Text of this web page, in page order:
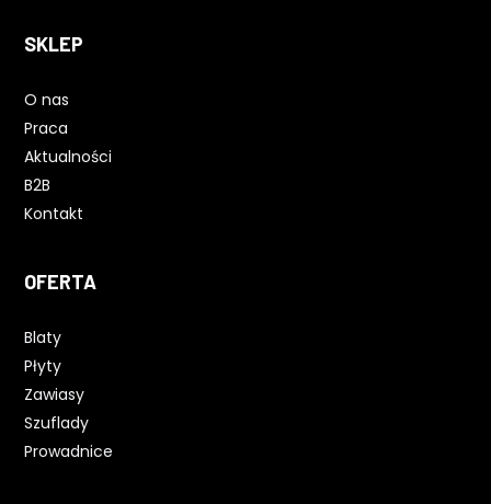
SKLEP
O nas
Praca
Aktualności
B2B
Kontakt
OFERTA
Blaty
Płyty
Zawiasy
Szuflady
Prowadnice